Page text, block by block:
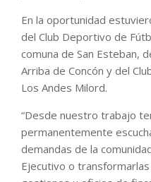
En la oportunidad
del Club Deportivo de
comuna de San Esteban,
Arriba de Concón y del
Los Andes Milord.
“Desde nuestro trabajo
permanentemente
demandas de la
Ejecutivo o